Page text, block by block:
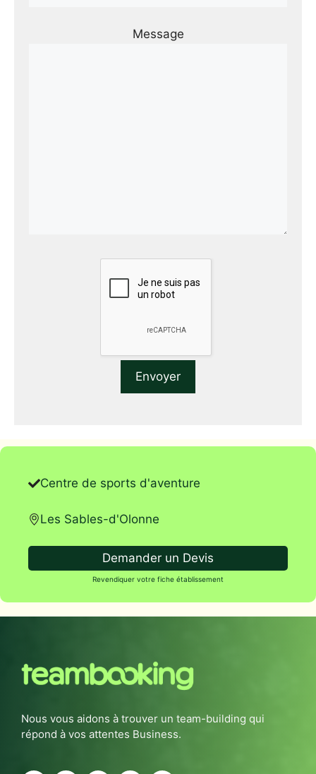
Message
Centre de sports d'aventure
Les Sables-d'Olonne
Demander un Devis
Revendiquer votre fiche établissement
Nous vous aidons à trouver un team-building qui
répond à vos attentes Business.